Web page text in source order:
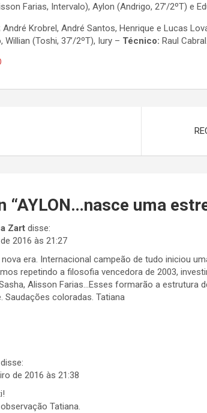
Farias, Intervalo), Aylon (Andrigo, 27’/2ºT) e
Krobrel, André Santos, Henrique e Lucas
(Toshi, 37’/2ºT), Iury – Técnico: Raul Cabral.
“AYLON…nasce uma
Zart disse:
2016 às 21:27
era. Internacional campeão de tudo iniciou
repetindo a filosofia vencedora de 2003,
Alisson Farias…Esses formarão a estrutura
Saudações coloradas. Tatiana
disse:
de 2016 às 21:38
Tatiana.